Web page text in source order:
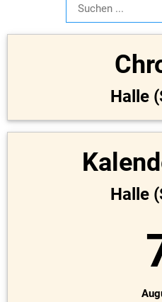
Halle
Halle